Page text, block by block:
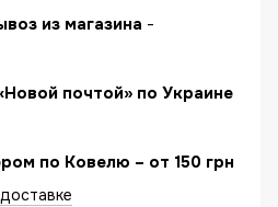
из магазина -
почтой» по Украине
по Ковелю – от 150 грн